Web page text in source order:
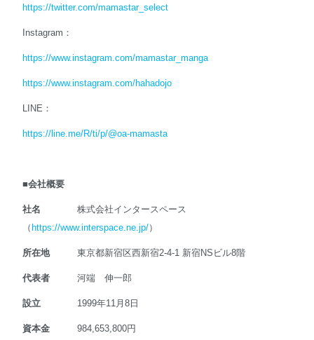
https://twitter.com/mamastar_select
Instagram：
https://www.instagram.com/mamastar_manga
https://www.instagram.com/hahadojo
LINE：
https://line.me/R/ti/p/@oa-mamasta
■会社概要
社名 株式会社インタースペース
（ https://www.interspace.ne.jp/）
所在地東京都新宿区西新宿2-4-1 新宿NSビル8階
代表者河端 伸一郎
設立 1999年11月8日
資本金 984,653,800円